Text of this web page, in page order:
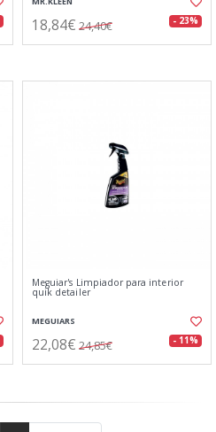
18,84€ 24,40€ - 23%
Meguiar's Limpiador para interior
quik detailer
MEGUIARS
22,08€ 24,85€ - 11%